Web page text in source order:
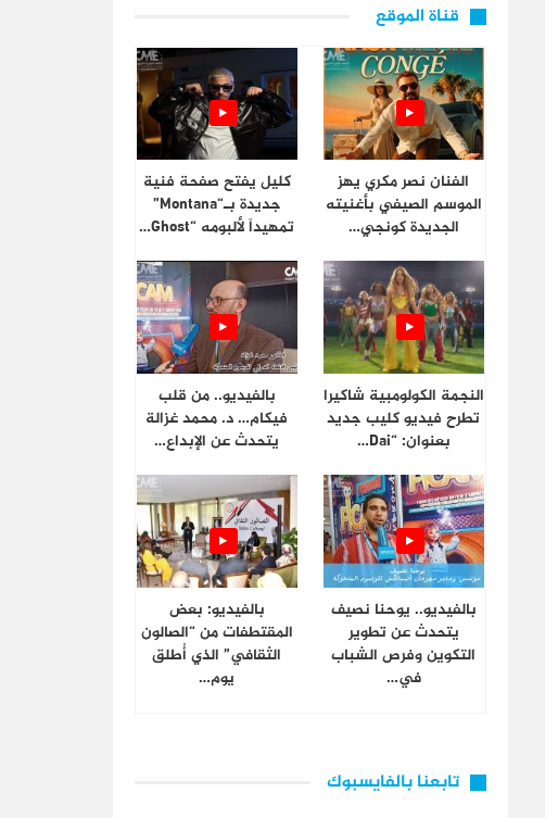
قناة الموقع
الفنان نصر مكري يهز
الموسم الصيفي بأغنيته
الجديدة كونجي…
كليل يفتح صفحة فنية
جديدة بـ“Montana”
تمهيداً لألبومه “Ghost…
النجمة الكولومبية شاكيرا
تطرح فيديو كليب جديد
بعنوان: “Dai…
بالفيديو.. من قلب
فيكام… د. محمد غزالة
يتحدث عن الإبداع…
بالفيديو.. يوحنا نصيف
يتحدث عن تطوير
التكوين وفرص الشباب
في…
بالفيديو: بعض
المقتطفات من “الصالون
الثقافي” الذي أُطلق
يوم…
تابعنا بالفايسبوك